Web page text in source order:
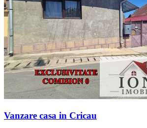
Vanzare casa in Cricau